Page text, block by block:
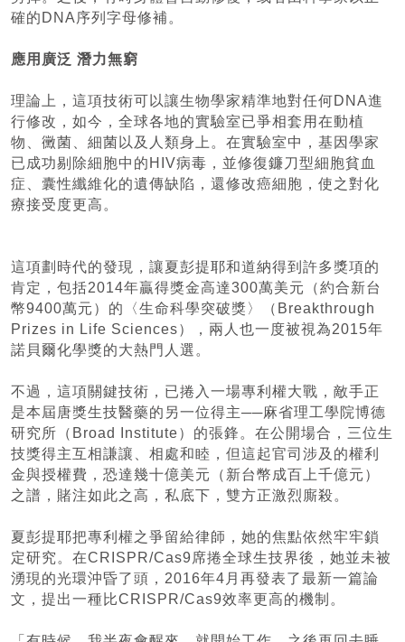
確的DNA序列字母修補。
應用廣泛 潛力無窮
理論上，這項技術可以讓生物學家精準地對任何DNA進
行修改，如今，全球各地的實驗室已爭相套用在動植
物、黴菌、細菌以及人類身上。在實驗室中，基因學家
已成功剔除細胞中的HIV病毒，並修復鐮刀型細胞貧血
症、囊性纖維化的遺傳缺陷，還修改癌細胞，使之對化
療接受度更高。
這項劃時代的發現，讓夏彭提耶和道納得到許多獎項的
肯定，包括2014年贏得獎金高達300萬美元（約合新台
幣9400萬元）的〈生命科學突破獎〉（Breakthrough
Prizes in Life Sciences），兩人也一度被視為2015年
諾貝爾化學獎的大熱門人選。
不過，這項關鍵技術，已捲入一場專利權大戰，敵手正
是本屆唐獎生技醫藥的另一位得主──麻省理工學院博德
研究所（Broad Institute）的張鋒。在公開場合，三位生
技獎得主互相謙讓、相處和睦，但這起官司涉及的權利
金與授權費，恐達幾十億美元（新台幣成百上千億元）
之譜，賭注如此之高，私底下，雙方正激烈廝殺。
夏彭提耶把專利權之爭留給律師，她的焦點依然牢牢鎖
定研究。在CRISPR/Cas9席捲全球生技界後，她並未被
湧現的光環沖昏了頭，2016年4月再發表了最新一篇論
文，提出一種比CRISPR/Cas9效率更高的機制。